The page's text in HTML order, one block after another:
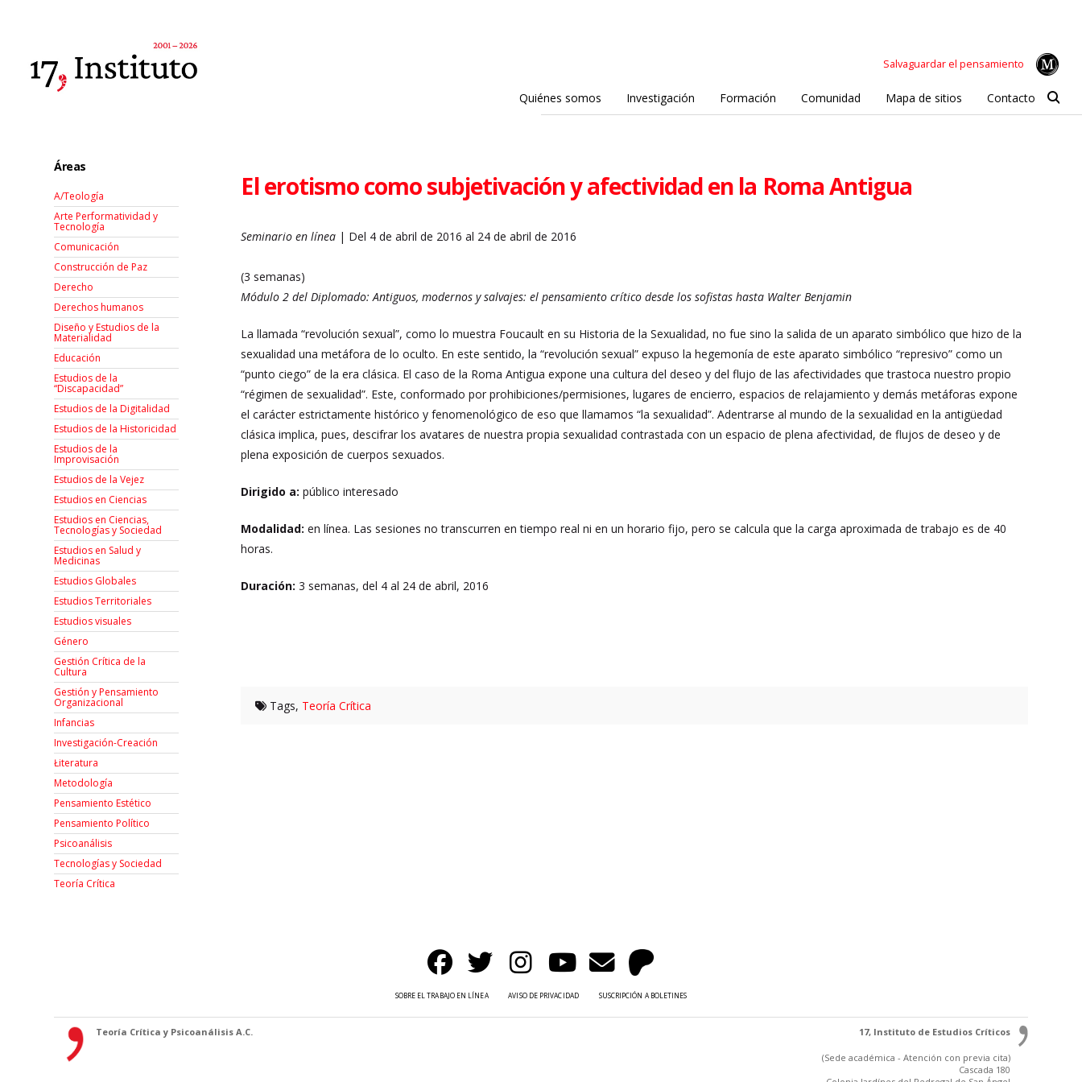
Salvaguardar el pensamiento
Quiénes somos Investigación Formación Comunidad Mapa de sitios Contacto
El erotismo como subjetivación y afectividad en la Roma Antigua
Seminario en línea | Del 4 de abril de 2016 al 24 de abril de 2016
(3 semanas)
Módulo 2 del Diplomado: Antiguos, modernos y salvajes: el pensamiento crítico desde los sofistas hasta Walter Benjamin
La llamada “revolución sexual”, como lo muestra Foucault en su Historia de la Sexualidad, no fue sino la salida de un aparato simbólico que hizo de la
sexualidad una metáfora de lo oculto. En este sentido, la “revolución sexual” expuso la hegemonía de este aparato simbólico “represivo” como un
“punto ciego” de la era clásica. El caso de la Roma Antigua expone una cultura del deseo y del flujo de las afectividades que trastoca nuestro propio
“régimen de sexualidad”. Este, conformado por prohibiciones/permisiones, lugares de encierro, espacios de relajamiento y demás metáforas expone
el carácter estrictamente histórico y fenomenológico de eso que llamamos “la sexualidad”. Adentrarse al mundo de la sexualidad en la antigüedad
clásica implica, pues, descifrar los avatares de nuestra propia sexualidad contrastada con un espacio de plena afectividad, de flujos de deseo y de
plena exposición de cuerpos sexuados.
Dirigido a: público interesado
Modalidad: en línea. Las sesiones no transcurren en tiempo real ni en un horario fijo, pero se calcula que la carga aproximada de trabajo es de 40
horas.
Duración: 3 semanas, del 4 al 24 de abril, 2016
Tags, Teoría Crítica
Áreas
A/Teología
Arte Performatividad y
Tecnología
Comunicación
Construcción de Paz
Derecho
Derechos humanos
Diseño y Estudios de la
Materialidad
Educación
Estudios de la
“Discapacidad”
Estudios de la Digitalidad
Estudios de la Historicidad
Estudios de la
Improvisación
Estudios de la Vejez
Estudios en Ciencias
Estudios en Ciencias,
Tecnologías y Sociedad
Estudios en Salud y
Medicinas
Estudios Globales
Estudios Territoriales
Estudios visuales
Género
Gestión Crítica de la
Cultura
Gestión y Pensamiento
Organizacional
Infancias
Investigación-Creación
Łiteratura
Metodología
Pensamiento Estético
Pensamiento Político
Psicoanálisis
Tecnologías y Sociedad
Teoría Crítica
SOBRE EL TRABAJO EN LÍNEA AVISO DE PRIVACIDAD SUSCRIPCIÓN A BOLETINES
Teoría Crítica y Psicoanálisis A.C. 17, Instituto de Estudios Críticos
(Sede académica - Atención con previa cita)
Cascada 180